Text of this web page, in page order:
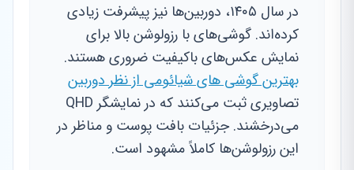
در سال ۱۴۰۵، دوربین‌ها نیز پیشرفت زیادی
کرده‌اند. گوشی‌های با رزولوشن بالا برای
نمایش عکس‌های باکیفیت ضروری هستند.
بهترین گوشی های شیائومی از نظر دوربین
تصاویری ثبت می‌کنند که در نمایشگر QHD
می‌درخشند. جزئیات بافت پوست و مناظر در
این رزولوشن‌ها کاملاً مشهود است.